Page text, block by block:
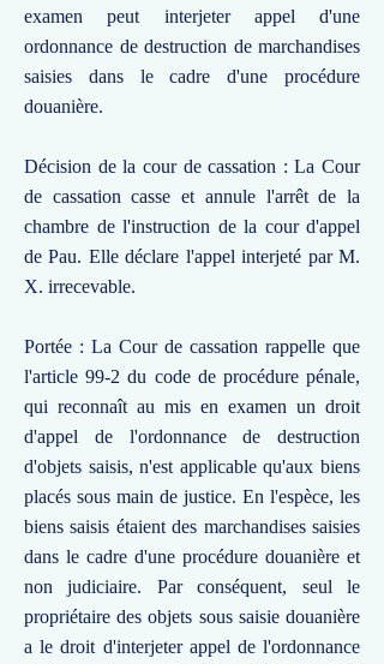
examen peut interjeter appel d'une
ordonnance de destruction de marchandises
saisies dans le cadre d'une procédure
douanière.
Décision de la cour de cassation : La Cour
de cassation casse et annule l'arrêt de la
chambre de l'instruction de la cour d'appel
de Pau. Elle déclare l'appel interjeté par M.
X. irrecevable.
Portée : La Cour de cassation rappelle que
l'article 99-2 du code de procédure pénale,
qui reconnaît au mis en examen un droit
d'appel de l'ordonnance de destruction
d'objets saisis, n'est applicable qu'aux biens
placés sous main de justice. En l'espèce, les
biens saisis étaient des marchandises saisies
dans le cadre d'une procédure douanière et
non judiciaire. Par conséquent, seul le
propriétaire des objets sous saisie douanière
a le droit d'interjeter appel de l'ordonnance